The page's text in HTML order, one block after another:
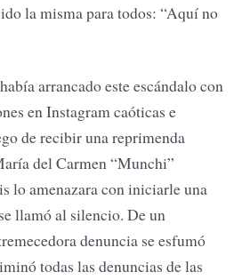
la misma para todos: “Aquí no
arrancado este escándalo con
en Instagram caóticas e
de recibir una reprimenda
del Carmen “Munchi”
lo amenazara con iniciarle una
llamó al silencio. De un
denuncia se esfumó
todas las denuncias de las